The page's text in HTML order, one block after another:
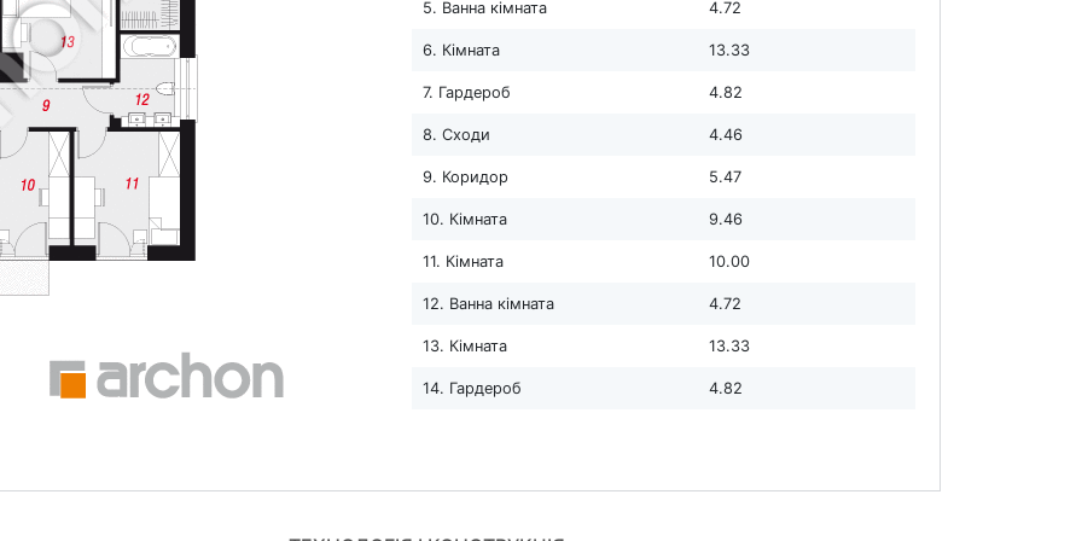
5. Ванна кімната 4.72
6. Кімната 13.33
7. Гардероб 4.82
8. Сходи 4.46
9. Коридор 5.47
10. Кімната 9.46
11. Кімната 10.00
12. Ванна кімната 4.72
13. Кімната 13.33
14. Гардероб 4.82